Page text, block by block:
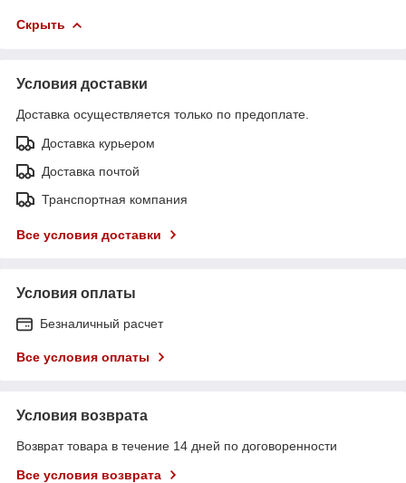
Скрыть
Условия доставки
Доставка осуществляется только по предоплате.
Доставка курьером
Доставка почтой
Транспортная компания
Все условия доставки
Условия оплаты
Безналичный расчет
Все условия оплаты
Условия возврата
Возврат товара в течение 14 дней по договоренности
Все условия возврата